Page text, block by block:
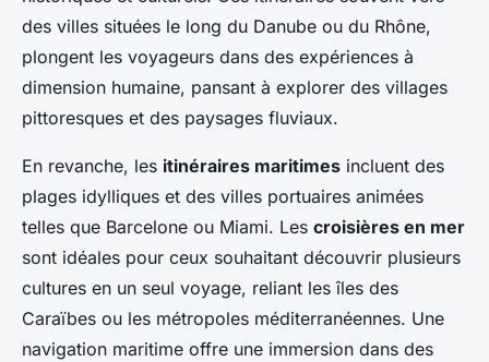
des villes situées le long du Danube ou du Rhône,
plongent les voyageurs dans des expériences à
dimension humaine, pansant à explorer des villages
pittoresques et des paysages fluviaux.
En revanche, les itinéraires maritimes incluent des
plages idylliques et des villes portuaires animées
telles que Barcelone ou Miami. Les croisières en mer
sont idéales pour ceux souhaitant découvrir plusieurs
cultures en un seul voyage, reliant les îles des
Caraïbes ou les métropoles méditerranéennes. Une
navigation maritime offre une immersion dans des